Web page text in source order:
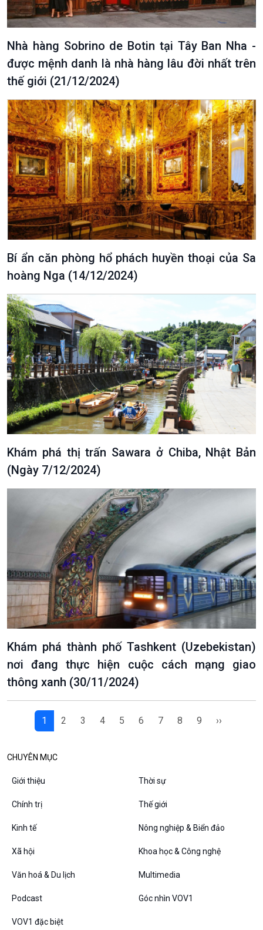
10 phút Sự kiện - Luận bàn
Câu chuyện thời sự
Đối thoại
Diễn đàn chủ nhật
VOV1 đặc biệt
Thanh âm ký sự
Chân dung cuộc sống
Các chương trình đặc biệt
Nhà hàng Sobrino de Botin tại Tây Ban Nha -
được mệnh danh là nhà hàng lâu đời nhất trên
thế giới (21/12/2024)
Bí‌‌‌‌‌‌‌ ẩn ‌căn ‌phòng hổ phách huyền thoại của Sa
hoàng Nga (14/12/2024)
Khám phá thị trấn Sawara ở Chiba, Nhật Bản
(Ngày 7/12/2024)
Khám phá thành phố Tashkent (Uzebekistan)
nơi đang thực hiện cuộc cách mạng giao
thông xanh (30/11/2024)
1 2 3 4 5 6 7 8 9 ››
CHUYÊN MỤC
Giới thiệu Thời sự
Chính trị Thế giới
Kinh tế Nông nghiệp & Biển đảo
Xã hội Khoa học & Công nghệ
Văn hoá & Du lịch Multimedia
Podcast Góc nhìn VOV1
VOV1 đặc biệt